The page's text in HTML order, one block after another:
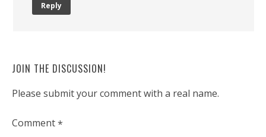
Reply
JOIN THE DISCUSSION!
Please submit your comment with a real name.
Comment*